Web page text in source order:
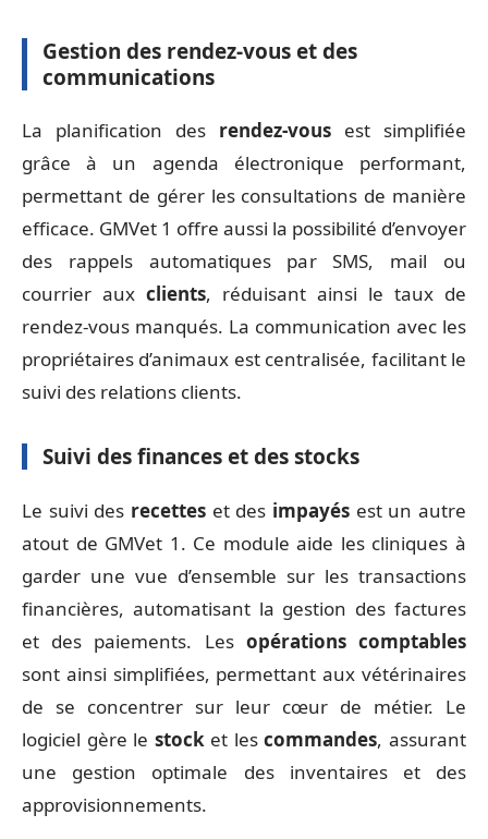
Gestion des rendez-vous et des
communications
La planification des rendez-vous est simplifiée
grâce à un agenda électronique performant,
permettant de gérer les consultations de manière
efficace. GMVet 1 offre aussi la possibilité d’envoyer
des rappels automatiques par SMS, mail ou
courrier aux clients, réduisant ainsi le taux de
rendez-vous manqués. La communication avec les
propriétaires d’animaux est centralisée, facilitant le
suivi des relations clients.
Suivi des finances et des stocks
Le suivi des recettes et des impayés est un autre
atout de GMVet 1. Ce module aide les cliniques à
garder une vue d’ensemble sur les transactions
financières, automatisant la gestion des factures
et des paiements. Les opérations comptables
sont ainsi simplifiées, permettant aux vétérinaires
de se concentrer sur leur cœur de métier. Le
logiciel gère le stock et lescommandes, assurant
une gestion optimale des inventaires et des
approvisionnements.